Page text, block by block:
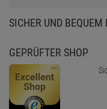
SICHER UND BEQUEM
GEPRÜFTER SHOP